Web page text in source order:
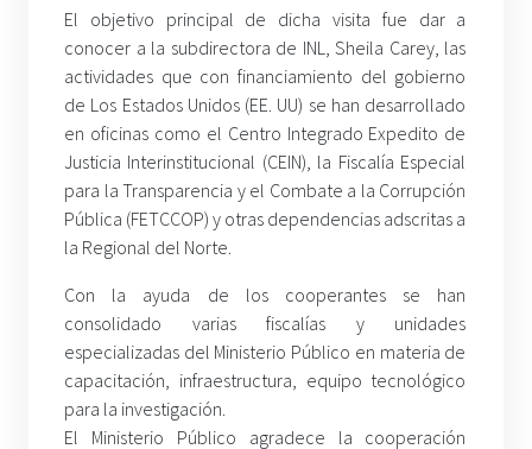
El objetivo principal de dicha visita fue dar a
conocer a la subdirectora de INL, Sheila Carey, las
actividades que con financiamiento del gobierno
de Los Estados Unidos (EE. UU) se han desarrollado
en oficinas como el Centro Integrado Expedito de
Justicia Interinstitucional (CEIN), la Fiscalía Especial
para la Transparencia y el Combate a la Corrupción
Pública (FETCCOP) y otras dependencias adscritas a
la Regional del Norte.
Con la ayuda de los cooperantes se han
consolidado varias fiscalías y unidades
especializadas del Ministerio Público en materia de
capacitación, infraestructura, equipo tecnológico
para la investigación.
El Ministerio Público agradece la cooperación